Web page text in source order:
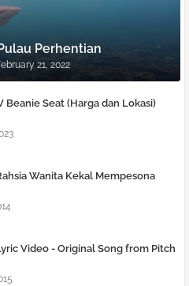
Perhentian
21, 2022
Beanie Seat (Harga dan Lokasi)
Wanita Kekal Mempesona
Video - Original Song from Pitch